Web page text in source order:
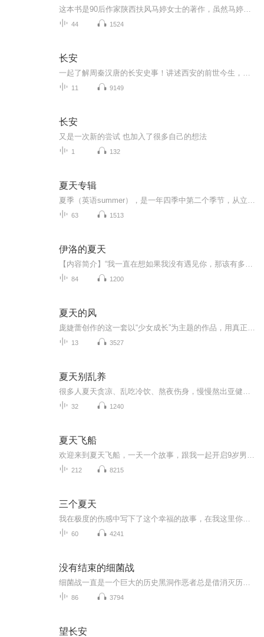
44 1524
长安
11 9149
长安
又是一次新的尝试 也加入了很多自己的想法
1 132
夏天专辑
63 1513
伊洛的夏天
84 1200
夏天的风
13 3527
夏天别乱养
32 1240
夏天飞船
212 8215
三个夏天
60 4241
没有结束的细菌战
86 3794
望长安